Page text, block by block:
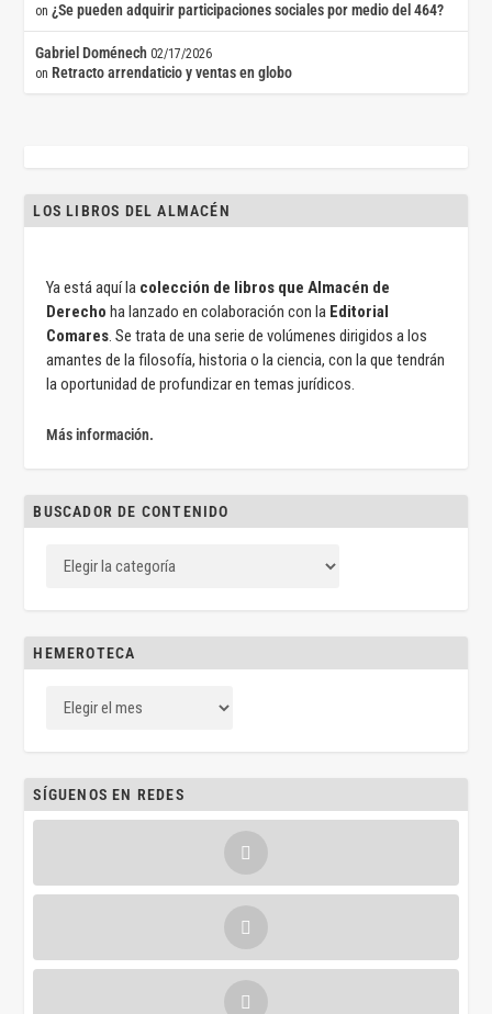
on¿Se pueden adquirir participaciones sociales por medio del 464?
Gabriel Doménech 02/17/2026
on Retracto arrendaticio y ventas en globo
LOS LIBROS DEL ALMACÉN
Ya está aquí la colección de libros que Almacén de
Derecho ha lanzado en colaboración con la Editorial
Comares. Se trata de una serie de volúmenes dirigidos a los
amantes de la filosofía, historia o la ciencia, con la que tendrán
la oportunidad de profundizar en temas jurídicos.
Más información.
BUSCADOR DE CONTENIDO
HEMEROTECA
SÍGUENOS EN REDES